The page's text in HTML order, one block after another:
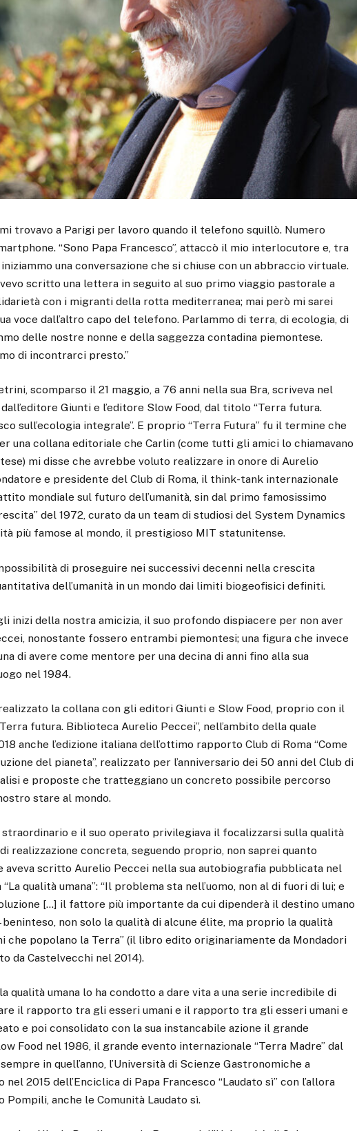
trovavo a Parigi per lavoro quando il telefono squillò. Numero
“Sono Papa Francesco”, attaccò il mio interlocutore e, tra
iniziammo una conversazione che si chiuse con un abbraccio virtuale.
scritto una lettera in seguito al suo primo viaggio pastorale a
con i migranti della rotta mediterranea; mai però mi sarei
voce dall’altro capo del telefono. Parlammo di terra, di ecologia, di
delle nostre nonne e della saggezza contadina piemontese.
di incontrarci presto.”
scomparso il 21 maggio, a 76 anni nella sua Bra, scriveva nel
Giunti e l’editore Slow Food, dal titolo “Terra futura.
sull’ecologia integrale”. E proprio “Terra Futura” fu il termine che
una collana editoriale che Carlin (come tutti gli amici lo chiamavano
mi disse che avrebbe voluto realizzare in onore di Aurelio
e presidente del Club di Roma, il think-tank internazionale
mondiale sul futuro dell’umanità, sin dal primo famosissimo
del 1972, curato da un team di studiosi del System Dynamics
più famose al mondo, il prestigioso MIT statunitense.
di proseguire nei successivi decenni nella crescita
dell’umanità in un mondo dai limiti biogeofisici definiti.
inizi della nostra amicizia, il suo profondo dispiacere per non aver
nonostante fossero entrambi piemontesi; una figura che invece
di avere come mentore per una decina di anni fino alla sua
nel 1984.
la collana con gli editori Giunti e Slow Food, proprio con il
futura. Biblioteca Aurelio Peccei”, nell’ambito della quale
anche l’edizione italiana dell’ottimo rapporto Club di Roma “Come
del pianeta”, realizzato per l’anniversario dei 50 anni del Club di
e proposte che tratteggiano un concreto possibile percorso
stare al mondo.
e il suo operato privilegiava il focalizzarsi sulla qualità
realizzazione concreta, seguendo proprio, non saprei quanto
aveva scritto Aurelio Peccei nella sua autobiografia pubblicata nel
qualità umana”: “Il problema sta nell’uomo, non al di fuori di lui; e
[…] il fattore più importante da cui dipenderà il destino umano
beninteso, non solo la qualità di alcune élite, ma proprio la qualità
che popolano la Terra” (il libro edito originariamente da Mondadori
da Castelvecchi nel 2014).
qualità umana lo ha condotto a dare vita a una serie incredibile di
il rapporto tra gli esseri umani e il rapporto tra gli esseri umani e
e poi consolidato con la sua instancabile azione il grande
Food nel 1986, il grande evento internazionale “Terra Madre” dal
in quell’anno, l’Università di Scienze Gastronomiche a
2015 dell’Enciclica di Papa Francesco “Laudato sì” con l’allora
Pompili, anche le Comunità Laudato sì.